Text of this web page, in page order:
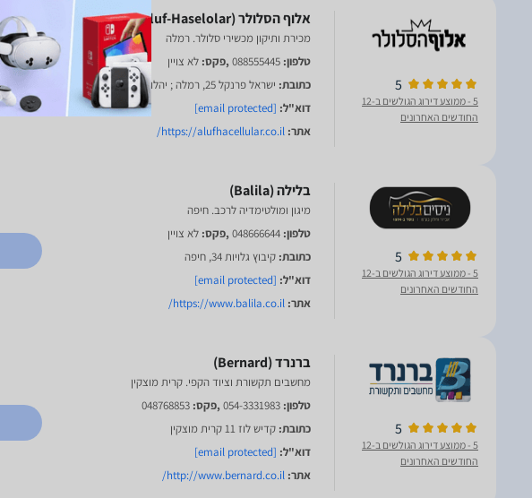
5
5
- ממוצע דירוג הגולשים ב-12
החודשים האחרונים
מכירת ותיקון מכשירי סלולר. רמלה
טלפון: 088555445,פקס: לא צויין
כתובת: ישראל פרנקל 25, רמלה ; יהלום 3, באר יעקב
דוא"ל: [email protected]
אתר: https://alufhacellular.co.il/
5
5
- ממוצע דירוג הגולשים ב-12
החודשים האחרונים
מיגון ומולטימדיה לרכב. חיפה
טלפון: 048666644,פקס: לא צויין
כתובת: קיבוץ גלויות 34, חיפה
דוא"ל: [email protected]
אתר: https://www.balila.co.il/
5
5
- ממוצע דירוג הגולשים ב-12
החודשים האחרונים
מחשבים תקשורת וציוד הקפי. קרית מוצקין
טלפון: 054-3331983,פקס: 048768853
כתובת: קדיש לוז 11 קרית מוצקין
דוא"ל: [email protected]
אתר: http://www.bernard.co.il/